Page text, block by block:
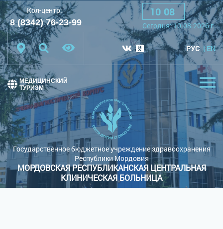
Шрифт: A A A
Цветовая схема: Черная схема
Обычный сайт
Кол-центр:
8 (8342) 76-23-99
10 08
Cегодня:10.08.2026г.
РУС EN
Государственное бюджетное учреждение здравоохранения
Республики Мордовия
МОРДОВСКАЯ РЕСПУБЛИКАНСКАЯ ЦЕНТРАЛЬНАЯ
КЛИНИЧЕСКАЯ БОЛЬНИЦА
МЕДИЦИНСКИЙ
ТУРИЗМ